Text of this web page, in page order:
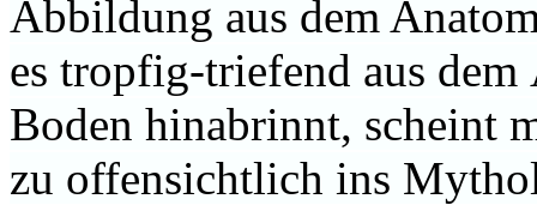
Abbildung aus dem
es tropfig-triefend aus
Boden hinabrinnt, scheint
zu offensichtlich ins